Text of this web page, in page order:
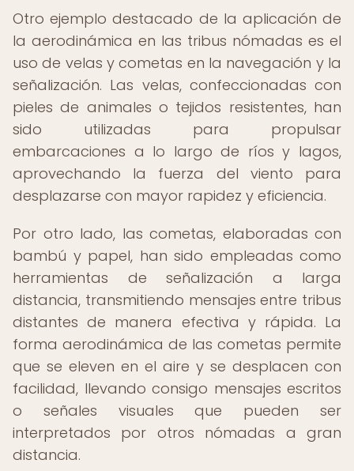
Otro ejemplo destacado de la aplicación de
la aerodinámica en las tribus nómadas es el
uso de velas y cometas en la navegación y la
señalización. Las velas, confeccionadas con
pieles de animales o tejidos resistentes, han
sido utilizadas para propulsar
embarcaciones a lo largo de ríos y lagos,
aprovechando la fuerza del viento para
desplazarse con mayor rapidez y eficiencia.
Por otro lado, las cometas, elaboradas con
bambú y papel, han sido empleadas como
herramientas de señalización a larga
distancia, transmitiendo mensajes entre tribus
distantes de manera efectiva y rápida. La
forma aerodinámica de las cometas permite
que se eleven en el aire y se desplacen con
facilidad, llevando consigo mensajes escritos
o señales visuales que pueden ser
interpretados por otros nómadas a gran
distancia.